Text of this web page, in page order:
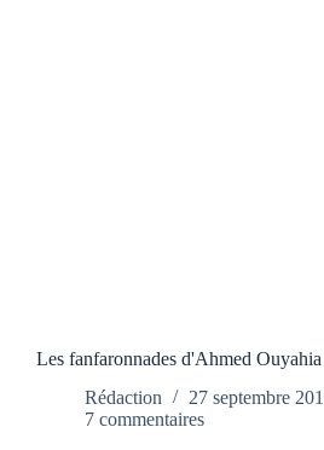
Les fanfaronnades d'Ahmed Ouyahia
Rédaction
27 septembre
7 commentaires